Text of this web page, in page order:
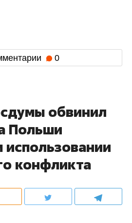
0
обвинил
Польши
конфликта